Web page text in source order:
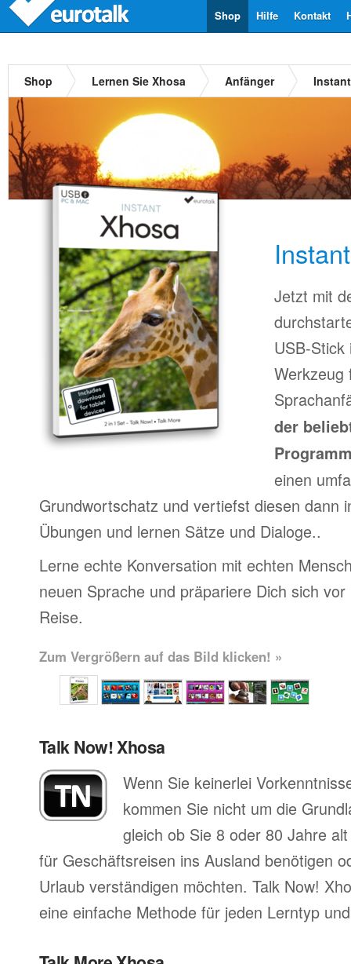
Kontakt
Hilfe
Shop
Shop Lernen Sie Xhosa Anfänger
Jetzt mit
USB-
Werkzeug
der
einen
Grundwortschatz und vertiefst diesen dann
Übungen und lernen Sätze und Dialoge..
Lerne echte Konversation mit echten
neuen Sprache und präpariere Dich sich
Reise.
Zum Vergrößern auf das Bild klicken! »
Talk Now! Xhosa
Wenn Sie keinerlei
kommen Sie nicht um die
gleich ob Sie 8 oder 80 Jahre
für Geschäftsreisen ins Ausland benötigen
Urlaub verständigen möchten. Talk Now!
eine einfache Methode für jeden Lerntyp